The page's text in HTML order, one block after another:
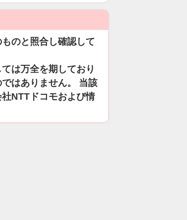
のと照合し確認して
は万全を期しており
はありません。 当該
NTTドコモおよび情